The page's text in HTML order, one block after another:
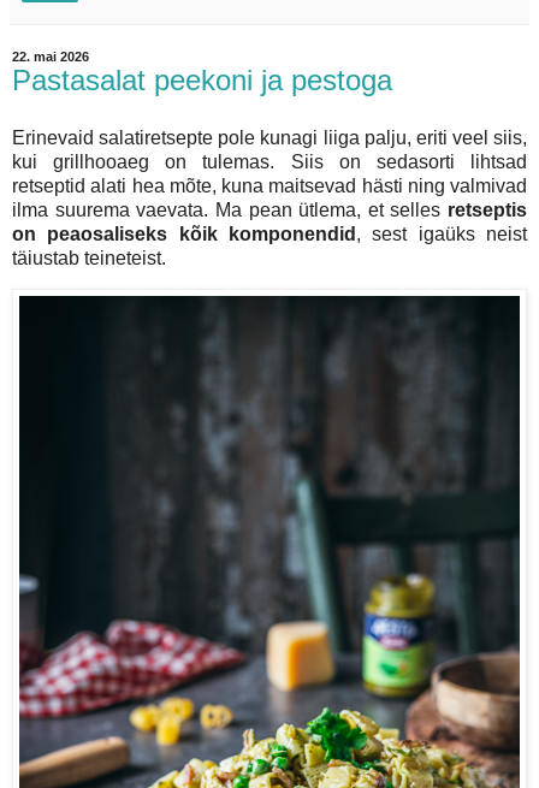
22. mai 2026
Pastasalat peekoni ja pestoga
Erinevaid salatiretsepte pole kunagi liiga palju, eriti veel siis,
kui grillhooaeg on tulemas. Siis on sedasorti lihtsad
retseptid alati hea mõte, kuna maitsevad hästi ning valmivad
ilma suurema vaevata. Ma pean ütlema, et selles retseptis
on peaosaliseks kõik komponendid , sest igaüks neist
täiustab teineteist.